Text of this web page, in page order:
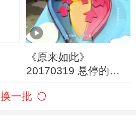
《原来如此》
20170319 悬停的奥
换一批